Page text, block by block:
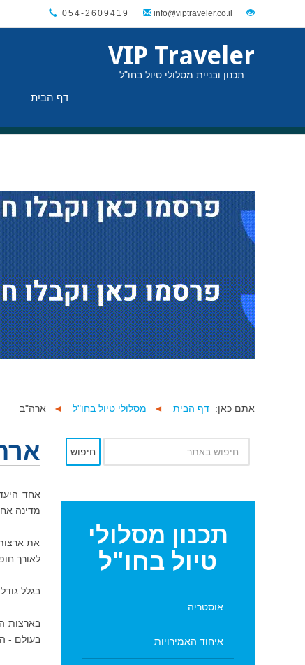
054-2609419
VIP Traveler
תכנון ובניית מסלולי טיול בחו"ל
דף הבית
אתם כאן: דף הבית ◄ מסלולי טיול בחו"ל ◄ ארה"ב
מדינה
את
לאורך
בגלל
בעולם -
חיפוש
תכנון מסלולי
טיול בחו"ל
אוסטריה
איחוד האמירויות